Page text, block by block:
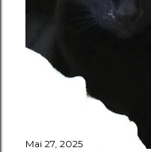
Mai 27, 2025